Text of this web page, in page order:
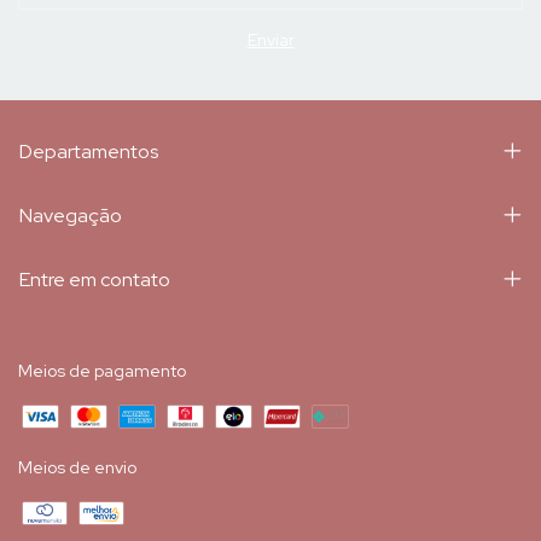
Departamentos
Navegação
Entre em contato
Meios de pagamento
Meios de envio